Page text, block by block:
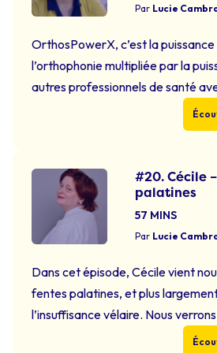
Par Lucie
OrthosPowerX, c’est la
l’orthophonie multipliée par la
autres professionnels de santé
collaborons quotidiennement.
épisode, je reçois Elisabeth Peri-
ensemble de sa relation
orthophonistes, qu’elle considère
alter-ego. Nous parlerons aussi
et avancées scientifiques. …
#20. Cécile
palatines
57 MINS
Par Lucie
Dans cet épisode, Cécile vient
fentes palatines, et plus
l’insuffisance vélaire. Nous
que la fente palatine, première